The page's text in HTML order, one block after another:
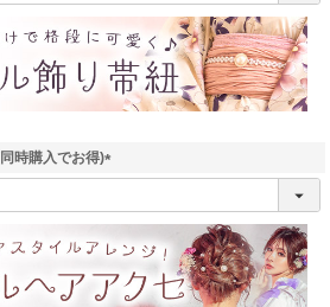
)
時購入でお得)
(
須
)